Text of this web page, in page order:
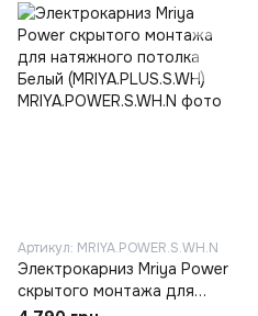
Артикул: MRIYA.POWER.S.WH.N
Электрокарниз Mriya Power
скрытого монтажа для